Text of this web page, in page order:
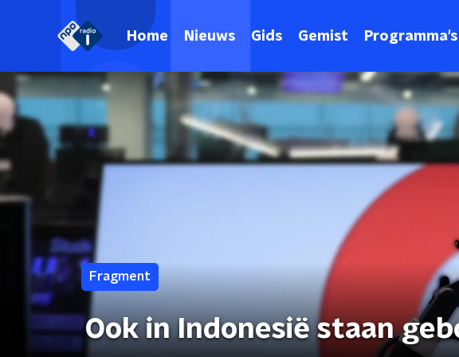
Home Nieuws Gids Gemist Programma's
Fragment
Ook in Indonesië staan